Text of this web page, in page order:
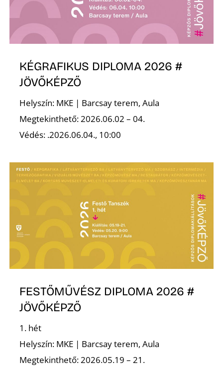
KÉGRAFIKUS DIPLOMA 2026 #
JÖVŐKÉPZŐ
Helyszín: MKE | Barcsay terem, Aula
Megtekinthető: 2026.06.02 – 04.
Védés: .2026.06.04., 10:00
FESTŐMŰVÉSZ DIPLOMA 2026 #
JÖVŐKÉPZŐ
1. hét
Helyszín: MKE | Barcsay terem, Aula
Megtekinthető: 2026.05.19 – 21.